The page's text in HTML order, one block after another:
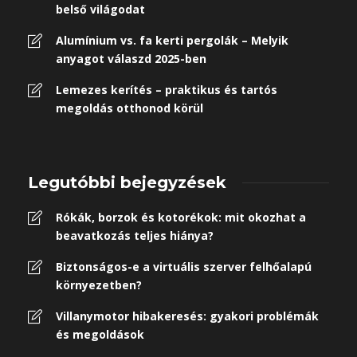
belső világodat
Alumínium vs. fa kerti pergolák – Melyik
anyagot válaszd 2025-ben
Lemezes kerítés – praktikus és tartós
megoldás otthonod körül
Legutóbbi bejegyzések
Rókák, borzok és kotorékok: mit okozhat a
beavatkozás teljes hiánya?
Biztonságos-e a virtuális szerver felhőalapú
környezetben?
Villanymotor hibakeresés: gyakori problémák
és megoldások